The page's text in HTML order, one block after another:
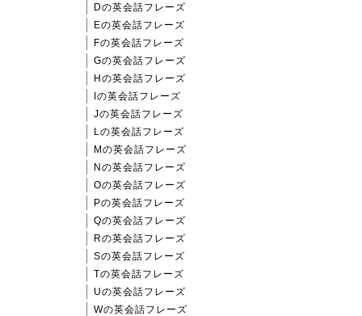
Dの英会話フレーズ
Eの英会話フレーズ
Fの英会話フレーズ
Gの英会話フレーズ
Hの英会話フレーズ
Iの英会話フレーズ
Jの英会話フレーズ
Lの英会話フレーズ
Mの英会話フレーズ
Nの英会話フレーズ
Oの英会話フレーズ
Pの英会話フレーズ
Qの英会話フレーズ
Rの英会話フレーズ
Sの英会話フレーズ
Tの英会話フレーズ
Uの英会話フレーズ
Wの英会話フレーズ